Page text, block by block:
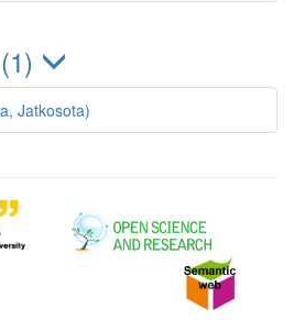
Jatkosota)